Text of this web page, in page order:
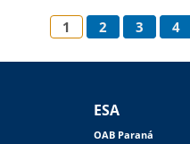
1 2 3 4
ESA
OAB Paraná